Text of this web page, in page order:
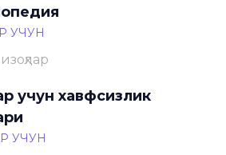
УЧУН
учун хавфсизлик
УЧУН